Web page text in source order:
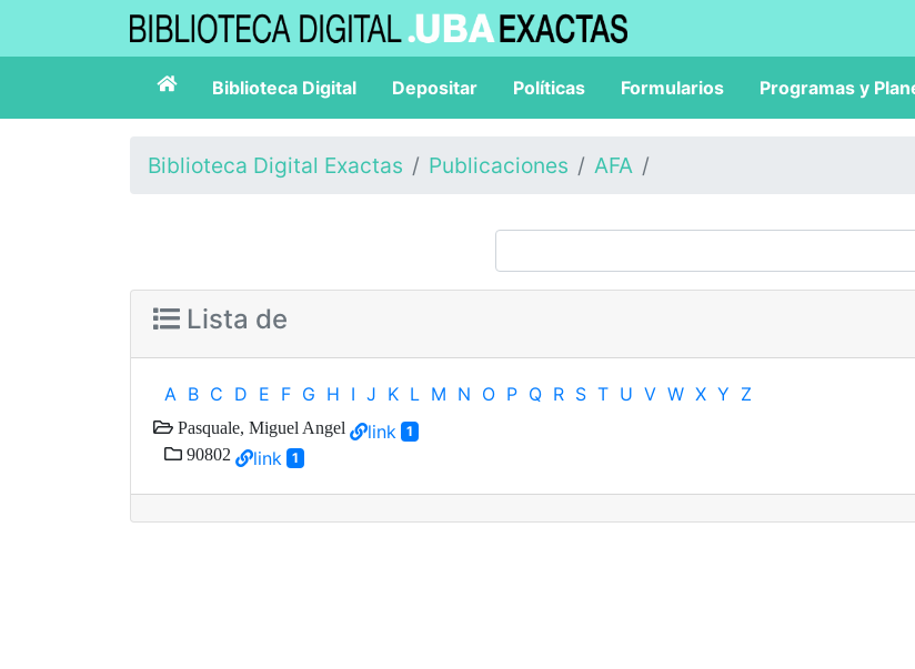
Biblioteca Digital Depositar Políticas Formularios Programas y
Biblioteca Digital Exactas Publicaciones AFA
Lista de
A B C D E F G H I J K L M N O P Q R S T U V W X Y Z
Pasquale, Miguel Angel link 1
90802 link 1